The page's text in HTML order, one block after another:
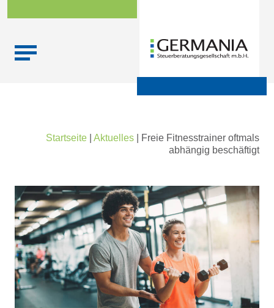
Startseite Aktuelles
Freie Fitnesstrainer oftmals
abhängig beschäftigt